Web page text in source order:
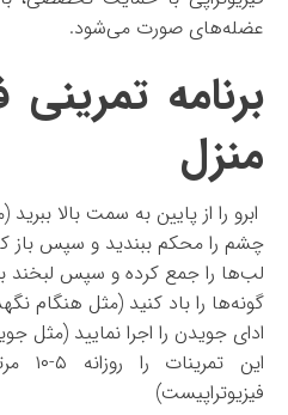
عضله‌های صورت می‌شود.
برنامه تمرینی
منزل
ابرو را از پایین به سمت بالا
چشم را محکم ببندید و سپس باز
لب‌ها را جمع کرده و سپس لبخند
گونه‌ها را باد کنید (مثل هنگام
ادای جویدن را اجرا نمایید (مثل
فیزیوتراپیست)